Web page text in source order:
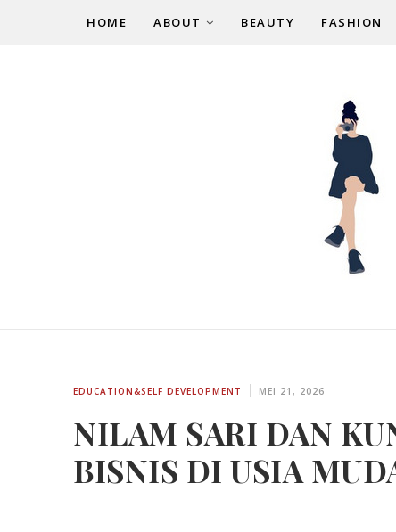
HOME ABOUT BEAUTY FASHION
EDUCATION&SELF DEVELOPMENT MEI 21, 2026
NILAM SARI DAN
BISNIS DI USIA